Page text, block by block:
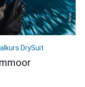
DrySuit